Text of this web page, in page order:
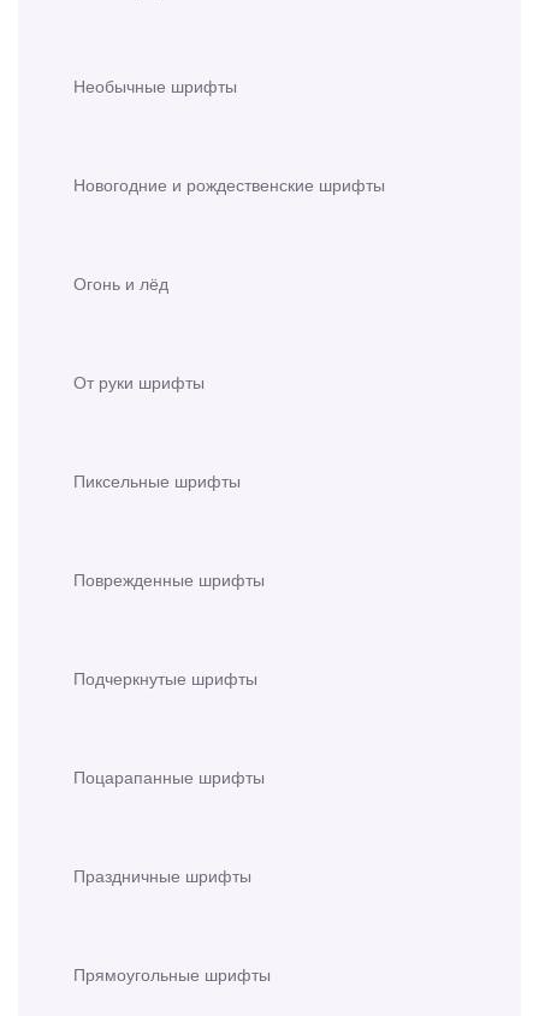
Необычные шрифты
Новогодние и рождественские шрифты
Огонь и лёд
От руки шрифты
Пиксельные шрифты
Поврежденные шрифты
Подчеркнутые шрифты
Поцарапанные шрифты
Праздничные шрифты
Прямоугольные шрифты